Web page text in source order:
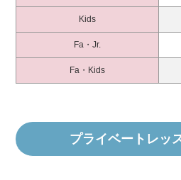
Kids
Fa・Jr.
Fa・Kids
プライベートレッ